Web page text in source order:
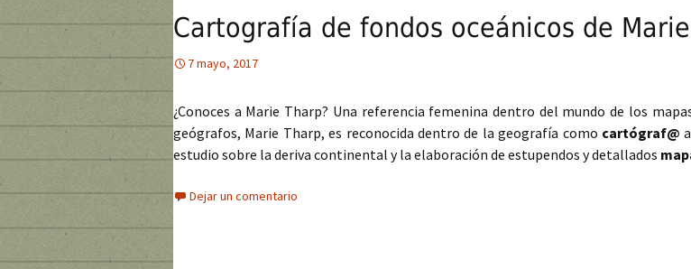
Cartografía de fondos oceánicos de
7 mayo, 2017
¿Conoces a Marie Tharp? Una referencia femenina dentro del mundo de los
geógrafos, Marie Tharp, es reconocida dentro de la geografía como cartógraf@
estudio sobre la deriva continental y la elaboración de estupendos y detallados
Dejar un comentario